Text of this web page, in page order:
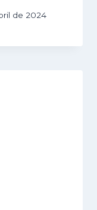
de 2024